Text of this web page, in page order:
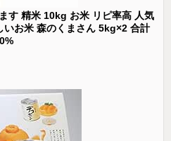
す 精米 10kg お米 リピ率高 人気
いお米 森のくまさん 5kg×2 合計